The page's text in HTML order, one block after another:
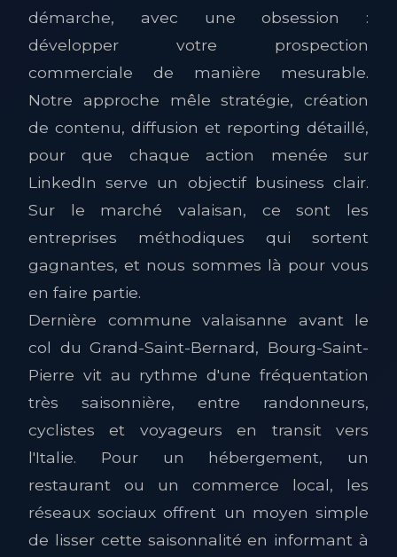
démarche, avec une obsession :
développer votre prospection
commerciale de manière mesurable.
Notre approche mêle stratégie, création
de contenu, diffusion et reporting détaillé,
pour que chaque action menée sur
LinkedIn serve un objectif business clair.
Sur le marché valaisan, ce sont les
entreprises méthodiques qui sortent
gagnantes, et nous sommes là pour vous
en faire partie.
Dernière commune valaisanne avant le
col du Grand-Saint-Bernard, Bourg-Saint-
Pierre vit au rythme d'une fréquentation
très saisonnière, entre randonneurs,
cyclistes et voyageurs en transit vers
l'Italie. Pour un hébergement, un
restaurant ou un commerce local, les
réseaux sociaux offrent un moyen simple
de lisser cette saisonnalité en informant à